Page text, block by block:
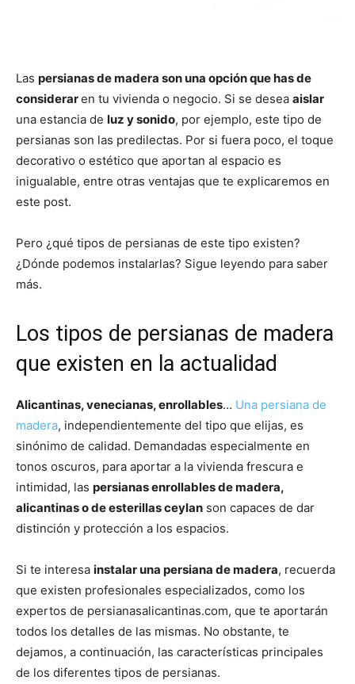
Las persianas de madera son una opción que has de
consideraren tu vivienda o negocio. Si se desea aislar
una estancia de luz y sonido, por ejemplo, este tipo de
persianas son las predilectas. Por si fuera poco, el toque
decorativo o estético que aportan al espacio es
inigualable, entre otras ventajas que te explicaremos en
este post.
Pero ¿qué tipos de persianas de este tipo existen?
¿Dónde podemos instalarlas? Sigue leyendo para saber
más.
Los tipos de persianas de madera
que existen en la actualidad
Alicantinas, venecianas, enrollables… Una persiana de
madera, independientemente del tipo que elijas, es
sinónimo de calidad. Demandadas especialmente en
tonos oscuros, para aportar a la vivienda frescura e
intimidad, las persianas enrollables de madera,
alicantinas o de esterillas ceylan son capaces de dar
distinción y protección a los espacios.
Si te interesa instalar una persiana de madera, recuerda
que existen profesionales especializados, como los
expertos de persianasalicantinas.com, que te aportarán
todos los detalles de las mismas. No obstante, te
dejamos, a continuación, las características principales
de los diferentes tipos de persianas.